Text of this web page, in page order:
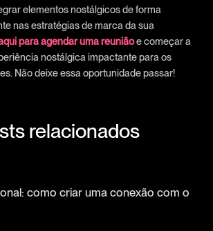
elementos nostálgicos de forma
nas estratégias de marca da sua
para agendar uma reuniãoe começar a
nostálgica impactante para os
Não deixe essa oportunidade passar!
relacionados
como criar uma conexão com o